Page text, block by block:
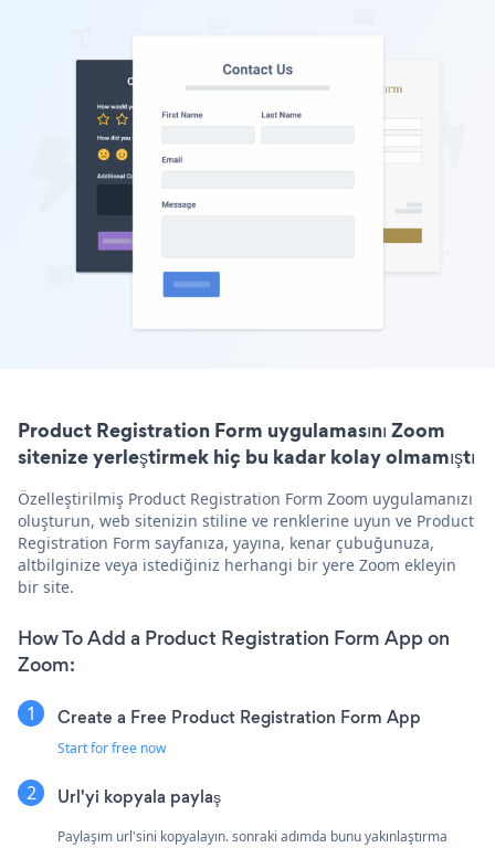
Product Registration Form uygulamasını Zoom
sitenize yerleştirmek hiç bu kadar kolay olmamıştı
Özelleştirilmiş Product Registration Form Zoom uygulamanızı
oluşturun, web sitenizin stiline ve renklerine uyun ve Product
Registration Form sayfanıza, yayına, kenar çubuğunuza,
altbilginize veya istediğiniz herhangi bir yere Zoom ekleyin
bir site.
How To Add a Product Registration Form App on
Zoom:
Create a Free Product Registration Form App
Start for free now
Url'yi kopyala paylaş
Paylaşım url'sini kopyalayın. sonraki adımda bunu yakınlaştırma